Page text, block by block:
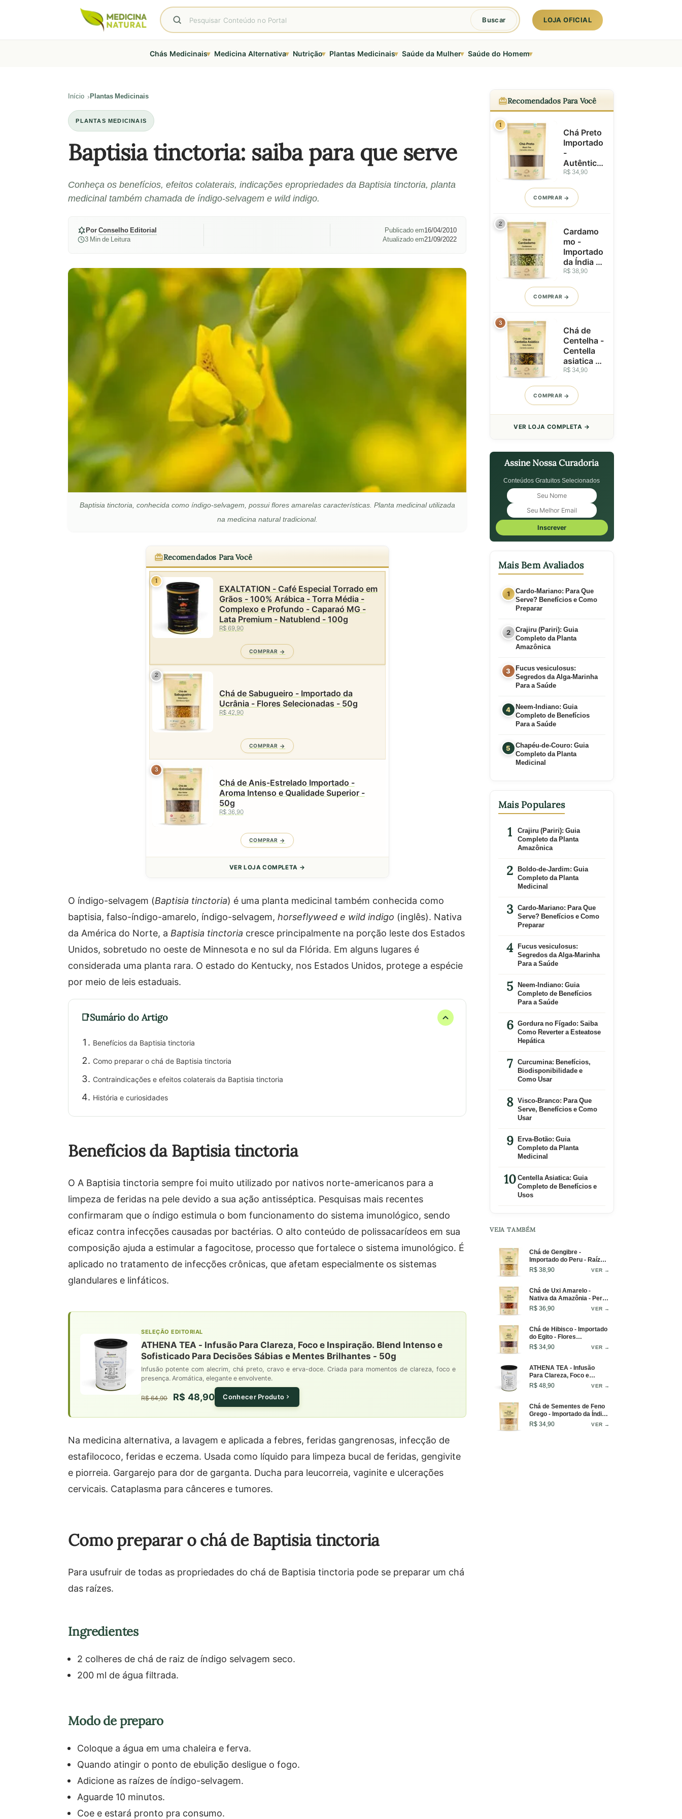
Buscar LOJA OFICIAL
Chás Medicinais▾ Medicina Alternativa▾ Nutrição▾ Plantas Medicinais▾ Saúde da Mulher▾ Saúde do Homem▾
Início Plantas Medicinais
PLANTAS MEDICINAIS
Baptisia tinctoria: saiba para que serve
Conheça os benefícios, efeitos colaterais, indicações epropriedades da Baptisia tinctoria, planta
medicinal também chamada de índigo-selvagem e wild indigo.
PorConselho Editorial
3 Min de Leitura
Publicado em16/04/2010
Atualizado em21/09/2022
Baptisia tinctoria, conhecida como índigo-selvagem, possui flores amarelas características. Planta medicinal utilizada
na medicina natural tradicional.
Recomendados Para Você
1
EXALTATION - Café Especial Torrado em
Grãos - 100% Arábica - Torra Média -
Complexo e Profundo - Caparaó MG -
Lata Premium - Natublend - 100g
R$ 69,90
COMPRAR
2
Chá de Sabugueiro - Importado da
Ucrânia - Flores Selecionadas - 50g
R$ 42,90
COMPRAR
3
Chá de Anis-Estrelado Importado -
Aroma Intenso e Qualidade Superior -
50g
R$ 36,90
COMPRAR
VER LOJA COMPLETA →
O índigo-selvagem (Baptisia tinctoria) é uma planta medicinal também conhecida como
baptisia, falso-índigo-amarelo, índigo-selvagem,horseflyweed e wild indigo (inglês). Nativa
da América do Norte, a Baptisia tinctoria cresce principalmente na porção leste dos Estados
Unidos, sobretudo no oeste de Minnesota e no sul da Flórida. Em alguns lugares é
considerada uma planta rara. O estado do Kentucky, nos Estados Unidos, protege a espécie
por meio de leis estaduais.
Sumário do Artigo
Benefícios da Baptisia tinctoria
Como preparar o chá de Baptisia tinctoria
Contraindicações e efeitos colaterais da Baptisia tinctoria
História e curiosidades
Benefícios da Baptisia tinctoria
O A Baptisia tinctoria sempre foi muito utilizado por nativos norte-americanos para a
limpeza de feridas na pele devido a sua ação antisséptica. Pesquisas mais recentes
confirmaram que o índigo estimula o bom funcionamento do sistema imunológico, sendo
eficaz contra infecções causadas por bactérias. O alto conteúdo de polissacarídeos em sua
composição ajuda a estimular a fagocitose, processo que fortalece o sistema imunológico. É
aplicado no tratamento de infecções crônicas, que afetam especialmente os sistemas
glandulares e linfáticos.
SELEÇÃO EDITORIAL
ATHENA TEA - Infusão Para Clareza, Foco e Inspiração. Blend Intenso e
Sofisticado Para Decisões Sábias e Mentes Brilhantes - 50g
Infusão potente com alecrim, chá preto, cravo e erva-doce. Criada para momentos de clareza, foco e
presença. Aromática, elegante e envolvente.
R$ 64,90 R$ 48,90 Conhecer Produto
Na medicina alternativa, a lavagem e aplicada a febres, feridas gangrenosas, infecção de
estafilococo, feridas e eczema. Usada como líquido para limpeza bucal de feridas, gengivite
e piorreia. Gargarejo para dor de garganta. Ducha para leucorreia, vaginite e ulcerações
cervicais. Cataplasma para cânceres e tumores.
Como preparar o chá de Baptisia tinctoria
Para usufruir de todas as propriedades do chá de Baptisia tinctoria pode se preparar um chá
das raízes.
Ingredientes
2 colheres de chá de raiz de índigo selvagem seco.
200 ml de água filtrada.
Modo de preparo
Coloque a água em uma chaleira e ferva.
Quando atingir o ponto de ebulição desligue o fogo.
Adicione as raízes de índigo-selvagem.
Aguarde 10 minutos.
Coe e estará pronto pra consumo.
Recomendados Para Você
1
Chá Preto
Importado
-
Autêntico
e de
Controlad
a - 100g
R$ 34,90
COMPRAR
2
Cardamo
mo -
Importado
da Índia -
Vagens
Seleciona
das - 25g
R$ 38,90
COMPRAR
3
Chá de
Centelha -
Centella
asiatica -
Perfil
e Fresco -
50g
R$ 34,90
COMPRAR
VER LOJA COMPLETA →
Assine Nossa Curadoria
Conteúdos Gratuitos Selecionados
Inscrever
Mais Bem Avaliados
Cardo-Mariano: Para Que
Serve? Benefícios e Como
Preparar
Crajiru (Pariri): Guia
Completo da Planta
Amazônica
Fucus vesiculosus:
Segredos da Alga-Marinha
Para a Saúde
Neem-Indiano: Guia
Completo de Benefícios
Para a Saúde
Chapéu-de-Couro: Guia
Completo da Planta
Medicinal
Mais Populares
Crajiru (Pariri): Guia
Completo da Planta
Amazônica
Boldo-de-Jardim: Guia
Completo da Planta
Medicinal
Cardo-Mariano: Para Que
Serve? Benefícios e Como
Preparar
Fucus vesiculosus:
Segredos da Alga-Marinha
Para a Saúde
Neem-Indiano: Guia
Completo de Benefícios
Para a Saúde
Gordura no Fígado: Saiba
Como Reverter a Esteatose
Hepática
Curcumina: Benefícios,
Biodisponibilidade e
Como Usar
Visco-Branco: Para Que
Serve, Benefícios e Como
Usar
Erva-Botão: Guia
Completo da Planta
Medicinal
Centella Asiatica: Guia
Completo de Benefícios e
Usos
VEJA TAMBÉM
Chá de Gengibre -
Importado do Peru - Raízes
Selecionadas - 100g
R$ 38,90 VER →
Chá de Uxi Amarelo -
Nativa da Amazônia - Perfil
Aromático Amadeirado -
50g
R$ 36,90 VER →
Chá de Hibisco - Importado
do Egito - Flores
Selecionadas - 100g
R$ 34,90 VER →
ATHENA TEA - Infusão
Para Clareza, Foco e
Inspiração. Blend Intenso e
Sofisticado Para Decisões
- 50g
R$ 48,90 VER →
Chá de Sementes de Feno
Grego - Importado da Índia -
100g
R$ 34,90 VER →